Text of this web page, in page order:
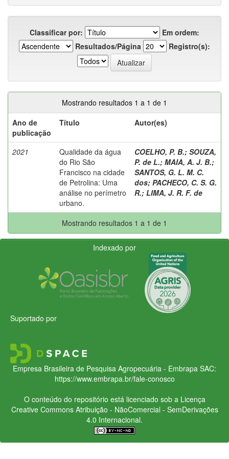
Classificar por:
Em ordem:
Resultados/Página
Registro(s):
Mostrando resultados 1 a 1 de 1
Ano de
publicação
Título Autor(es)
2021
Qualidade da água
do Rio São
Francisco na cidade
de Petrolina: Uma
análise no perímetro
urbano.
COELHO, P. B.; SOUZA,
P. de L.; MAIA, A. J. B.;
SANTOS, G. L. M. C.
dos; PACHECO, C. S. G.
R.; LIMA, J. R. F. de
Mostrando resultados 1 a 1 de 1
Indexado por
Suportado por
Empresa Brasileira de Pesquisa Agropecuária - Embrapa SAC:
https://www.embrapa.br/fale-conosco
O conteúdo do repositório está licenciado sob a Licença
Creative CommonsAtribuição - NãoComercial - SemDerivações
4.0 Internacional.